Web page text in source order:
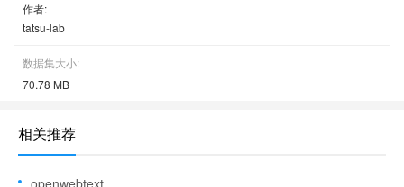
作者:
tatsu-lab
数据集大小:
70.78 MB
相关推荐
openwebtext